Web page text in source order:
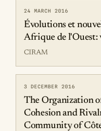
24 MARCH 2016
Évolutions et
Afrique de l'Ouest:
CIRAM
3 DECEMBER 2016
The Organization
Cohesion and
Community of